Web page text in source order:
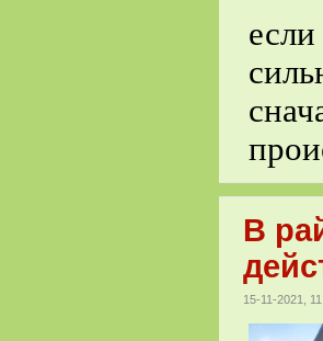
В
15-11-2021,